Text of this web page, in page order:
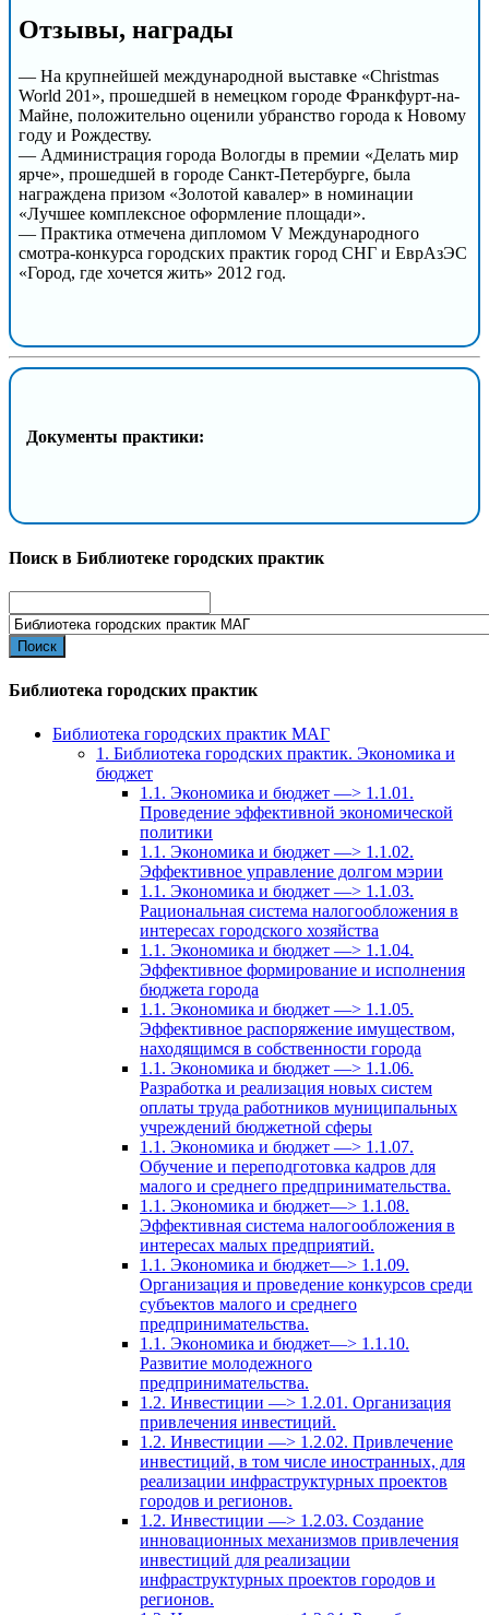
Отзывы, награды
— На крупнейшей международной выставке «Christmas
World 201», прошедшей в немецком городе Франкфурт-на-
Майне, положительно оценили убранство города к Новому
году и Рождеству.
— Администрация города Вологды в премии «Делать мир
ярче», прошедшей в городе Санкт-Петербурге, была
награждена призом «Золотой кавалер» в номинации
«Лучшее комплексное оформление площади».
— Практика отмечена дипломом V Международного
смотра-конкурса городских практик город СНГ и ЕврАзЭС
«Город, где хочется жить» 2012 год.
Документы практики:
Поиск в Библиотеке городских практик
for:
Библиотека городских практик
Библиотека городских практик МАГ
1. Библиотека городских практик. Экономика и
бюджет
1.1. Экономика и бюджет —> 1.1.01.
Проведение эффективной экономической
политики
1.1. Экономика и бюджет —> 1.1.02.
Эффективное управление долгом мэрии
1.1. Экономика и бюджет —> 1.1.03.
Рациональная система налогообложения в
интересах городского хозяйства
1.1. Экономика и бюджет —> 1.1.04.
Эффективное формирование и исполнения
бюджета города
1.1. Экономика и бюджет —> 1.1.05.
Эффективное распоряжение имуществом,
находящимся в собственности города
1.1. Экономика и бюджет —> 1.1.06.
Разработка и реализация новых систем
оплаты труда работников муниципальных
учреждений бюджетной сферы
1.1. Экономика и бюджет —> 1.1.07.
Обучение и переподготовка кадров для
малого и среднего предпринимательства.
1.1. Экономика и бюджет—> 1.1.08.
Эффективная система налогообложения в
интересах малых предприятий.
1.1. Экономика и бюджет—> 1.1.09.
Организация и проведение конкурсов среди
субъектов малого и среднего
предпринимательства.
1.1. Экономика и бюджет—> 1.1.10.
Развитие молодежного
предпринимательства.
1.2. Инвестиции —> 1.2.01. Организация
привлечения инвестиций.
1.2. Инвестиции —> 1.2.02. Привлечение
инвестиций, в том числе иностранных, для
реализации инфраструктурных проектов
городов и регионов.
1.2. Инвестиции —> 1.2.03. Создание
инновационных механизмов привлечения
инвестиций для реализации
инфраструктурных проектов городов и
регионов.